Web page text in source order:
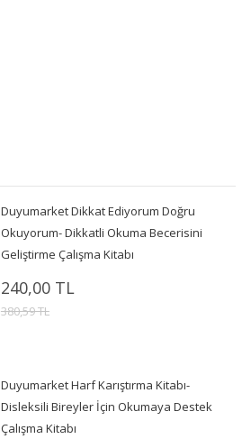
Duyumarket Dikkat Ediyorum Doğru
Okuyorum- Dikkatli Okuma Becerisini
Geliştirme Çalışma Kitabı
240,00 TL
380,59 TL
Duyumarket Harf Karıştırma Kitabı-
Disleksili Bireyler İçin Okumaya Destek
Çalışma Kitabı